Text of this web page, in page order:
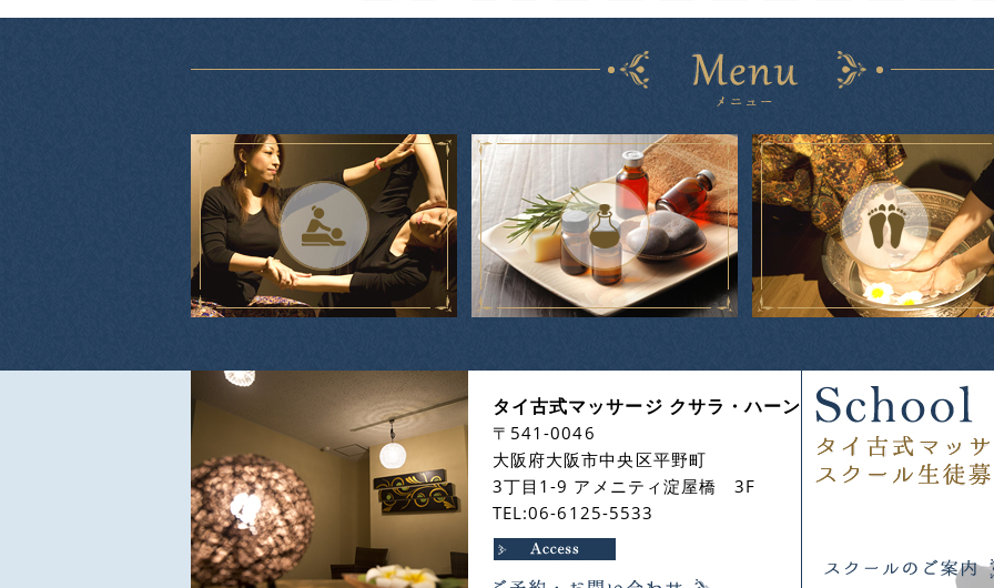
タイ古式マッサージ クサラ・ハーン
〒541-0046
大阪府大阪市中央区平野町
3丁目1-9 アメニティ淀屋橋 3F
TEL:06-6125-5533